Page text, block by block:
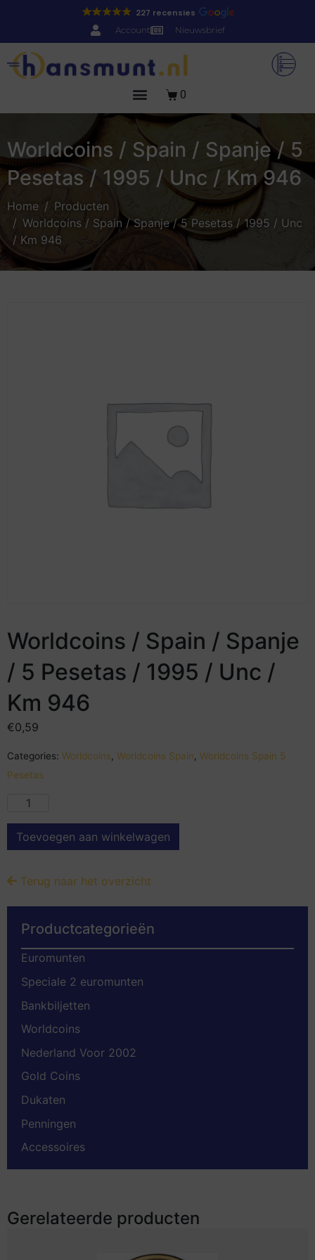
227 recensies
Account Nieuwsbrief
0
Worldcoins / Spain / Spanje / 5
Pesetas / 1995 / Unc / Km 946
Home
Producten
Worldcoins / Spain / Spanje / 5 Pesetas / 1995 / Unc
/ Km 946
Worldcoins / Spain / Spanje
/ 5 Pesetas / 1995 / Unc /
Km 946
€0,59
Categories: Worldcoins Worldcoins Spain Worldcoins Spain 5
Pesetas
Toevoegen aan winkelwagen
Terug naar het overzicht
Productcategorieën
Euromunten
Speciale 2 euromunten
Bankbiljetten
Worldcoins
Nederland Voor 2002
Gold Coins
Dukaten
Penningen
Accessoires
Gerelateerde producten